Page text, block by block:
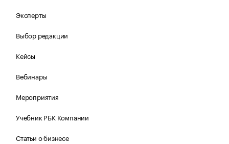
Эксперты
Выбор редакции
Кейсы
Вебинары
Мероприятия
Учебник РБК Компании
Статьи о бизнесе